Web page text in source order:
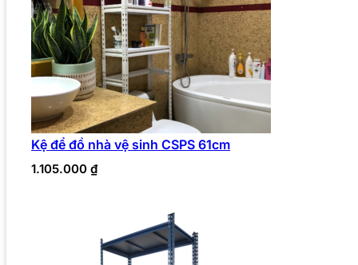
Kệ để đồ nhà vệ sinh CSPS 61cm
1.105.000 ₫